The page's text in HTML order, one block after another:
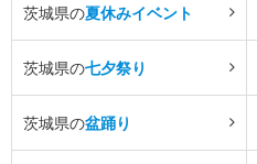
茨城県の夏休みイベント
茨城県の七夕祭り
茨城県の盆踊り